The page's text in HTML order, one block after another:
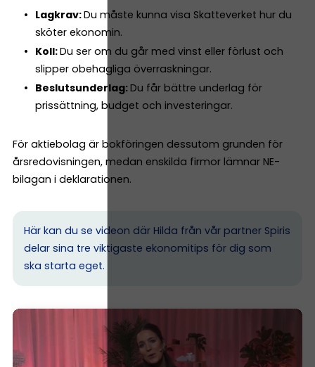
Lagkrav:Du måste kunna visa Skatteverket hur du
sköter ekonomin.
Koll:Du ser om du går med vinst eller förlust och
slipper obehagliga överraskningar.
Beslutsunderlag: Du får bättre underlag för
prissättning, budget och investeringar.
För aktiebolag är bokföringen dessutom grunden för
årsredovisningen, medan enskilda firmor lämnar NE-
bilagan i deklarationen.
Här kan du se videon där Hilda från vår partner Spiris
delar sina tre viktigaste ekonomitips för dig som
ska starta eget.